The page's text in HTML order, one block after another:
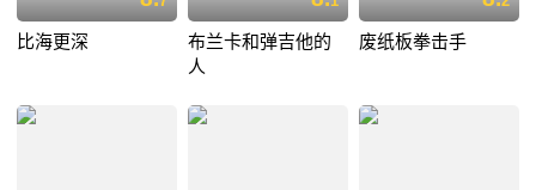
比海更深
布兰卡和弹吉他的
人
废纸板拳击手